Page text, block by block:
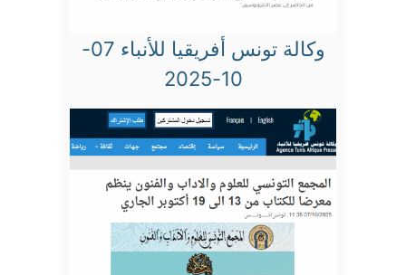
وكالة تونس أفريقيا للأنباء 07-
10-2025